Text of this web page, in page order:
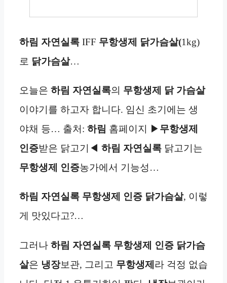
하림 자연실록 IFF 무항생제 닭가슴살(1kg)
로 닭가슴살…
오늘은 하림 자연실록의 무항생제
닭 가슴살
이야기를 하고자 합니다. 임신 초기에는 생
야채 등… 출처: 하림 홈페이지 ▶ 무항생제
인증받은 닭고기◀ 하림 자연실록 닭고기는
무항생제 인증농가에서 기능성…
하림 자연실록 무항생제 인증 닭가슴살, 이렇
게 맛있다고?…
그러나 하림 자연실록 무항생제 인증 닭가슴
살은 냉장보관, 그리고 무항생제 라 걱정 없습